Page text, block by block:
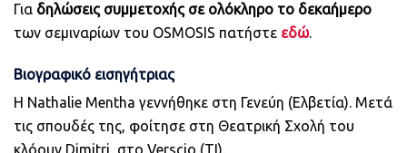
Για δηλώσεις συμμετοχής σε ολόκληρο το δεκαήμερο
των σεμιναρίων του ΟSMOSIS πατήστε εδώ.
Βιογραφικό εισηγήτριας
Η Nathalie Mentha γεννήθηκε στη Γενεύη (Ελβετία). Μετά
τις σπουδές της, φοίτησε στη Θεατρική Σχολή του
κλόουν Dimitri, στο Verscio (TI).